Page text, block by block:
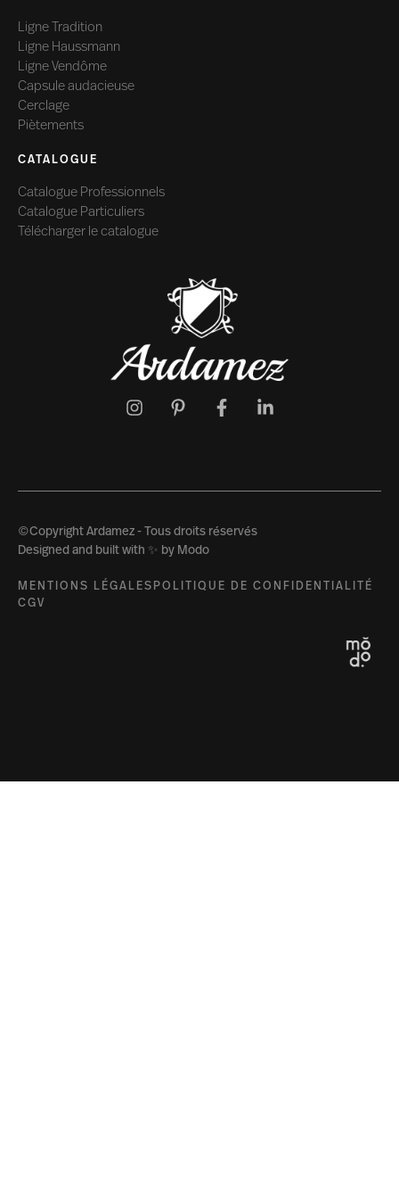
Ligne Tradition
Ligne Haussmann
Ligne Vendôme
Capsule audacieuse
Cerclage
Piètements
CATALOGUE
Catalogue Professionnels
Catalogue Particuliers
Télécharger le catalogue
©Copyright Ardamez - Tous droits réservés
Designed and built with ✨ by Modo
MENTIONS LÉGALES POLITIQUE DE CONFIDENTIALITÉ
CGV